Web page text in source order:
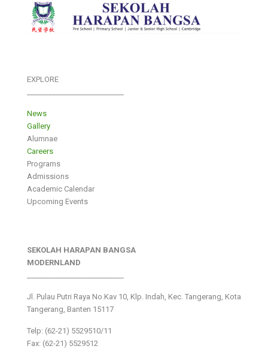
EXPLORE
News
Gallery
Alumnae
Careers
Programs
Admissions
Academic Calendar
Upcoming Events
SEKOLAH HARAPAN BANGSA
MODERNLAND
Jl. Pulau Putri Raya No.Kav 10, Klp. Indah, Kec. Tangerang, Kota
Tangerang, Banten 15117
Telp: (62-21) 5529510/11
Fax: (62-21) 5529512